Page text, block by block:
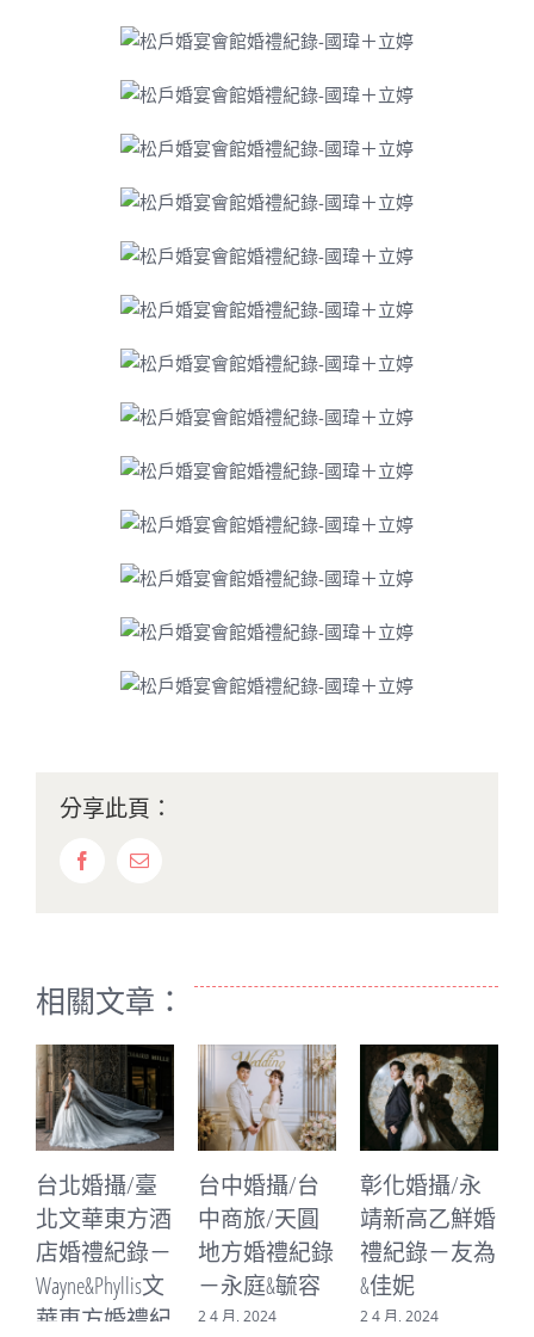
分享此頁：
FacebookEmail:
相關文章：
台中婚攝/台
中商旅/天圓
地方婚禮紀錄
－永庭&毓容
2 4 月, 2024
彰化婚攝/永
靖新高乙鮮婚
禮紀錄－友為
&佳妮
2 4 月, 2024
台中婚攝/台
中林酒店/林
皇宮婚禮紀錄
－書廷&晨心
16 3 月, 2024